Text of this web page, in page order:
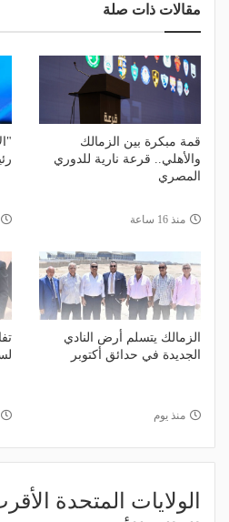
مقالات ذات صلة
قمة مبكرة بين الزمالك
والأهلي.. قرعة نارية للدوري
المصري
منذ 16 ساعة
الزمالك يتسلم أرض النادي
الجديدة في حدائق أكتوبر
منذ يوم
الولايات المتحدة